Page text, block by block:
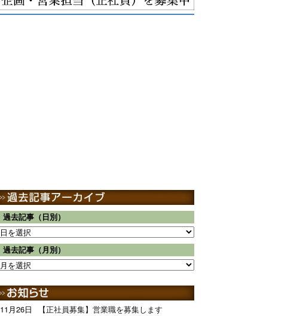
過去記事（日別）
過去記事（月別）
11月26日 【正社員募集】営業職を募集します